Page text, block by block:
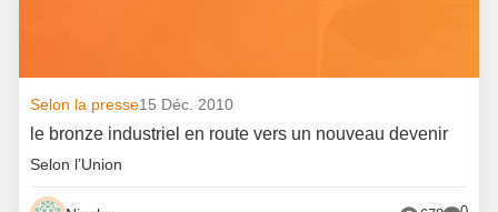
Selon la presse15 Déc. 2010
le bronze industriel en route vers un nouveau devenir
Selon l’Union